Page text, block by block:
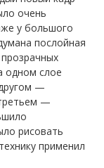
очень
у большого
послойная
одном слое
—
—
рисовать
применил